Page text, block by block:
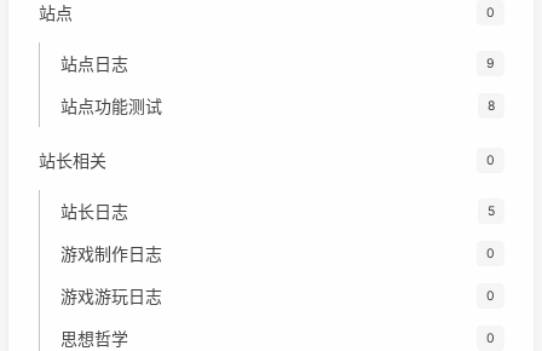
站点 0
站点日志 9
站点功能测试 8
站长相关 0
站长日志 5
游戏制作日志 0
游戏游玩日志 0
思想哲学 0